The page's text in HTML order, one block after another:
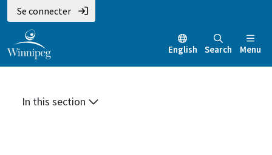
Aller
au
contenu
principal
Skip
to
main
menu
Skip
to
footer
Se connecter
English Search Menu
In this section